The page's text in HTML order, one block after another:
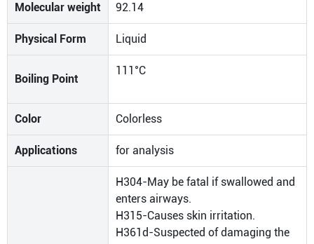
Molecular weight 92.14
Physical Form Liquid
Boiling Point
111°C
Color Colorless
Applications for analysis
H304-May be fatal if swallowed and
enters airways.
H315-Causes skin irritation.
H361d-Suspected of damaging the